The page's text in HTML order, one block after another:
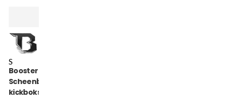
S
Booster
Scheenbeschermer
kickboksen roze